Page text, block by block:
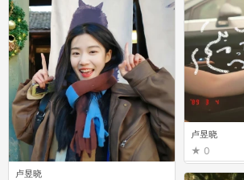
卢昱晓
0
卢昱晓